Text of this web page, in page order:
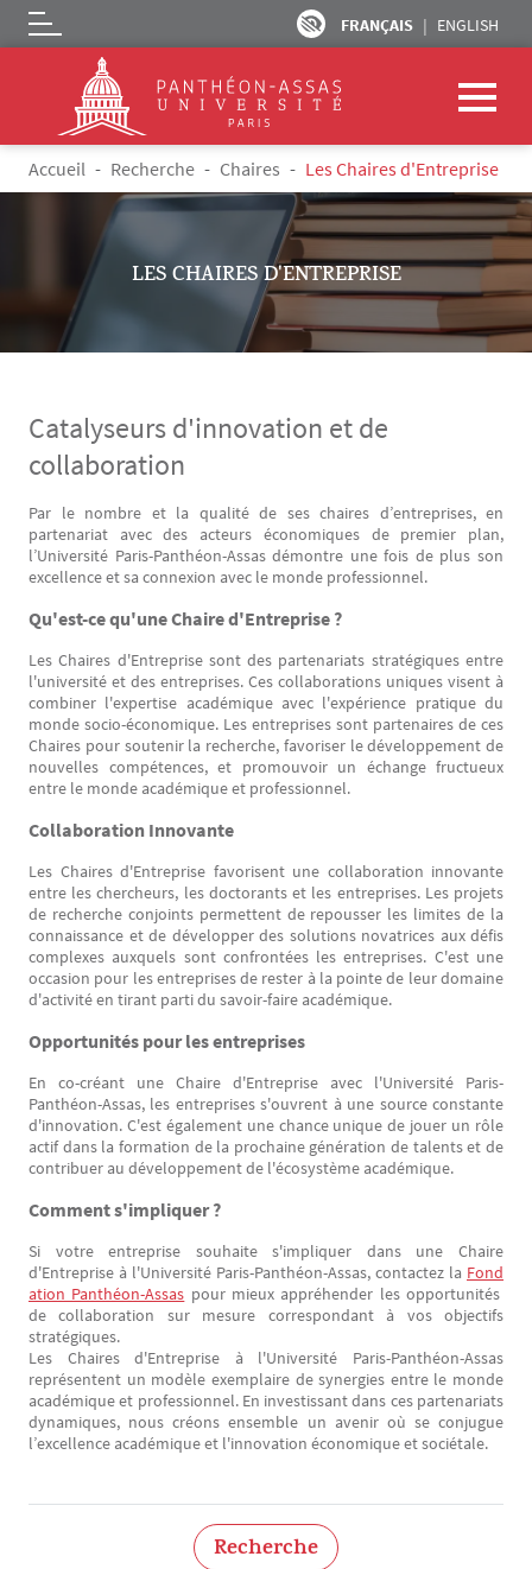
Aller au contenu principal
FRANÇAIS ENGLISH
Logo
Fil d'Ariane
Accueil Recherche Chaires Les Chaires d'Entreprise
LES CHAIRES D'ENTREPRISE
Catalyseurs d'innovation et de
collaboration
Texte
Par le nombre et la qualité de ses chaires d’entreprises, en
partenariat avec des acteurs économiques de premier plan,
l’Université Paris-Panthéon-Assas démontre une fois de plus son
excellence et sa connexion avec le monde professionnel.
Qu'est-ce qu'une Chaire d'Entreprise ?
Les Chaires d'Entreprise sont des partenariats stratégiques entre
l'université et des entreprises. Ces collaborations uniques visent à
combiner l'expertise académique avec l'expérience pratique du
monde socio-économique. Les entreprises sont partenaires de ces
Chaires pour soutenir la recherche, favoriser le développement de
nouvelles compétences, et promouvoir un échange fructueux
entre le monde académique et professionnel.
Collaboration Innovante
Les Chaires d'Entreprise favorisent une collaboration innovante
entre les chercheurs, les doctorants et les entreprises. Les projets
de recherche conjoints permettent de repousser les limites de la
connaissance et de développer des solutions novatrices aux défis
complexes auxquels sont confrontées les entreprises. C'est une
occasion pour les entreprises de rester à la pointe de leur domaine
d'activité en tirant parti du savoir-faire académique.
Opportunités pour les entreprises
En co-créant une Chaire d'Entreprise avec l'Université Paris-
Panthéon-Assas, les entreprises s'ouvrent à une source constante
d'innovation. C'est également une chance unique de jouer un rôle
actif dans la formation de la prochaine génération de talents et de
contribuer au développement de l'écosystème académique.
Comment s'impliquer ?
Si votre entreprise souhaite s'impliquer dans une Chaire
d'Entreprise à l'Université Paris-Panthéon-Assas, contactez la Fond
ation Panthéon-Assas pour mieux appréhender les opportunités
de collaboration sur mesure correspondant à vos objectifs
stratégiques.
Les Chaires d'Entreprise à l'Université Paris-Panthéon-Assas
représentent un modèle exemplaire de synergies entre le monde
académique et professionnel. En investissant dans ces partenariats
dynamiques, nous créons ensemble un avenir où se conjugue
l’excellence académique et l'innovation économique et sociétale.
Recherche